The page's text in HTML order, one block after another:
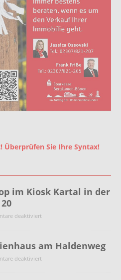
Überprüfen Sie Ihre Syntax!
im Kiosk Kartal in der
deaktiviert
am Haldenweg
deaktiviert